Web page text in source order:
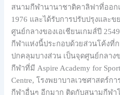
สนามกีฬานานาชาติคาลิฟาที่ออก
1976 และได้รับการปรับปรุงและ
ศูนย์กลางของเอเชียนเกมส์ปี
กีฬาแห่งนี้ประกอบด้วยส่วนโค้งที่
ปกคลุมบางส่วน เป็นจุดศูนย์กลาง
กีฬาที่มี Aspire Academy for
Centre, โรงพยาบาลเวชศาสตร์ก
กีฬาอื่นๆ อีกมาก ติดกับสนามกีฬ